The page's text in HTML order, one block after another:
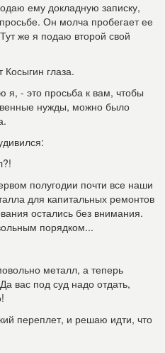
ему докладную записку,
Он молча пробегает ее
же я подаю второй свой
Косыгин глаза.
я, - это просьба к вам, чтобы
нужды, можно было
полугодии почти все наши
для капитальных ремонтов
остались без внимания.
порядком...
металл, а теперь
вас под суд надо отдать,
переплет, и решаю идти, что